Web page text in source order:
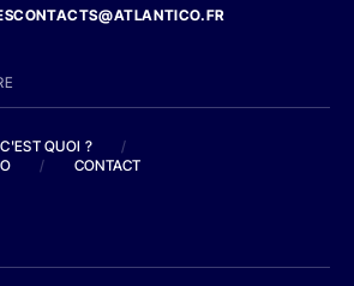
QUOI ?
/
/ CONTACT